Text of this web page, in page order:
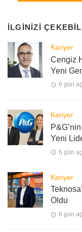
İLGINIZI
Kariyer
Cengiz
Yeni
6 gün
Kariyer
Yeni
6 gün
Kariyer
Oldu
6 gün